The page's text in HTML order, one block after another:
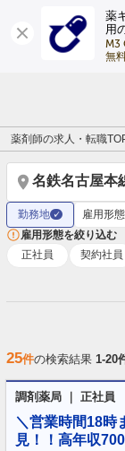
薬
用
M3
無
薬剤師の求人・転職
名鉄名古屋本
勤務地 ✓ 雇用形態
雇用形態を絞り込む
正社員
契約社員
25件の検索結果 1-20
調剤薬局 ｜ 正社員
＼営業時間18時
見！！高年収